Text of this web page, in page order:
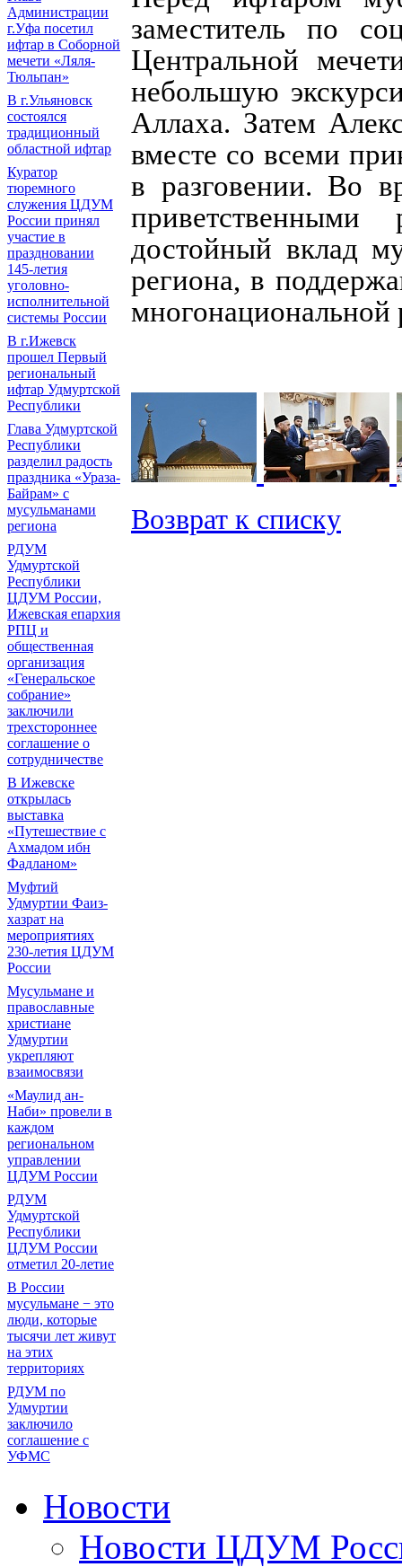
Администрации
г.Уфа посетил
ифтар в Соборной
мечети «Ляля-
Тюльпан»
В г.Ульяновск
состоялся
традиционный
областной ифтар
Куратор
тюремного
служения ЦДУМ
России принял
участие в
праздновании
145-летия
уголовно-
исполнительной
системы России
В г.Ижевск
прошел Первый
региональный
ифтар Удмуртской
Республики
Глава Удмуртской
Республики
разделил радость
праздника «Ураза-
Байрам» с
мусульманами
региона
РДУМ
Удмуртской
Республики
ЦДУМ России,
Ижевская епархия
РПЦ и
общественная
организация
«Генеральское
собрание»
заключили
трехстороннее
соглашение о
сотрудничестве
В Ижевске
открылась
выставка
«Путешествие с
Ахмадом ибн
Фадланом»
Муфтий
Удмуртии Фаиз-
хазрат на
мероприятиях
230-летия ЦДУМ
России
Мусульмане и
православные
христиане
Удмуртии
укрепляют
взаимосвязи
«Маулид ан-
Наби» провели в
каждом
региональном
управлении
ЦДУМ России
РДУМ
Удмуртской
Республики
ЦДУМ России
отметил 20-летие
В России
мусульмане − это
люди, которые
тысячи лет живут
на этих
территориях
РДУМ по
Удмуртии
заключило
соглашение с
УФМС
заместитель по
Центральной
небольшую
Аллаха. Затем
вместе со всеми
в разговении. Во
достойный вклад
региона, в
многонациональной
Возврат к списку
Новости
Новости ЦДУМ